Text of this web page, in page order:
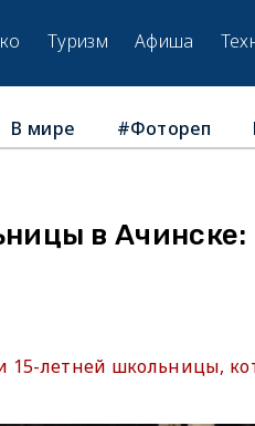
Туризм Афиша
В мире #Фотореп
в Ачинске:
летней школьницы,